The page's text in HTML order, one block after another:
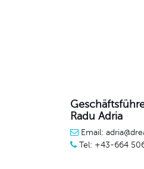
Radu Adria
Email:
Tel: +43-664